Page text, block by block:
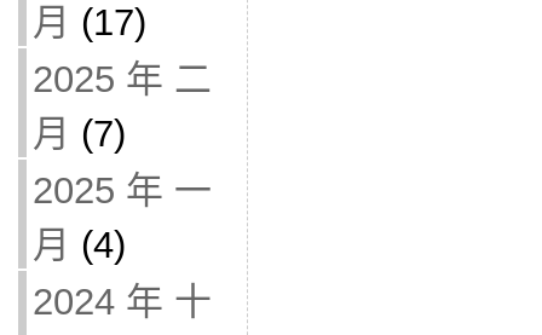
月 (17)
2025 年 二
月 (7)
2025 年 一
月 (4)
2024 年 十